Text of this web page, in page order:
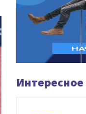
Интересное